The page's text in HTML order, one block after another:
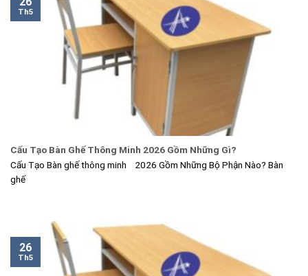
Cấu Tạo Bàn Ghế Thông Minh 2026 Gồm Những Gì?
Cấu Tạo Bàn ghế thông minh 2026 Gồm Những Bộ Phận Nào? Bàn
ghế
Th5
26
Th5